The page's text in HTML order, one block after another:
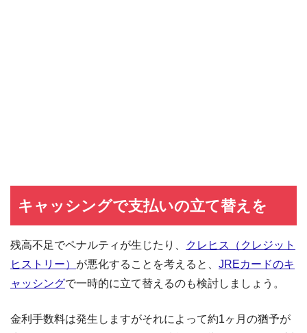
キャッシングで支払いの立て替えを
残高不足でペナルティが生じたり、
クレヒス（クレジット
ヒストリー） が悪化することを考えると、 JREカードのキ
ャッシングで一時的に立て替えるのも検討しましょう。
金利手数料は発生しますがそれによって約1ヶ月の猶予が